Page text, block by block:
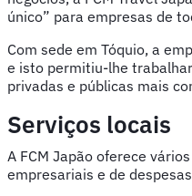
único” para empresas de
Com sede em Tóquio, a
e isto permitiu-lhe
privadas e públicas mais
Serviços locais
A FCM Japão oferece
empresariais e de